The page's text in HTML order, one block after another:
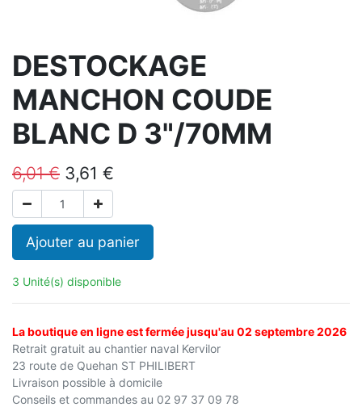
DESTOCKAGE
MANCHON COUDE
BLANC D 3"/70MM
6,01€ 3,61 €
Ajouter au panier
3 Unité(s) disponible
La boutique en ligne est fermée jusqu'au 02 septembre 2026
Retrait gratuit au chantier naval Kervilor
23 route de Quehan ST PHILIBERT
Livraison possible à domicile
Conseils et commandes au 02 97 37 09 78